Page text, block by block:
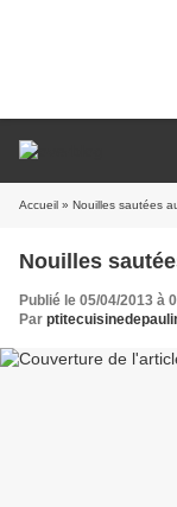
Accueil » Nouilles sautées
Nouilles
Publié le 05/04/2013 à
Par